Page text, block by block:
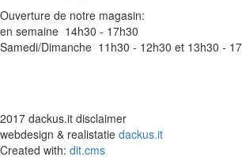
Ouverture de notre magasin:
en semaine 14h30 - 17h30
Samedi/Dimanche 11h30 - 12h30 et 13h30 -
2017 dackus.it disclaimer
webdesign & realistatie dackus.it
Created with: dit.cms